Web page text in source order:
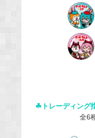
☘︎トレーディング
全6